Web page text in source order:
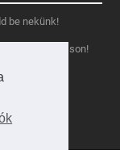
be nekünk!
fennmaradhasson!